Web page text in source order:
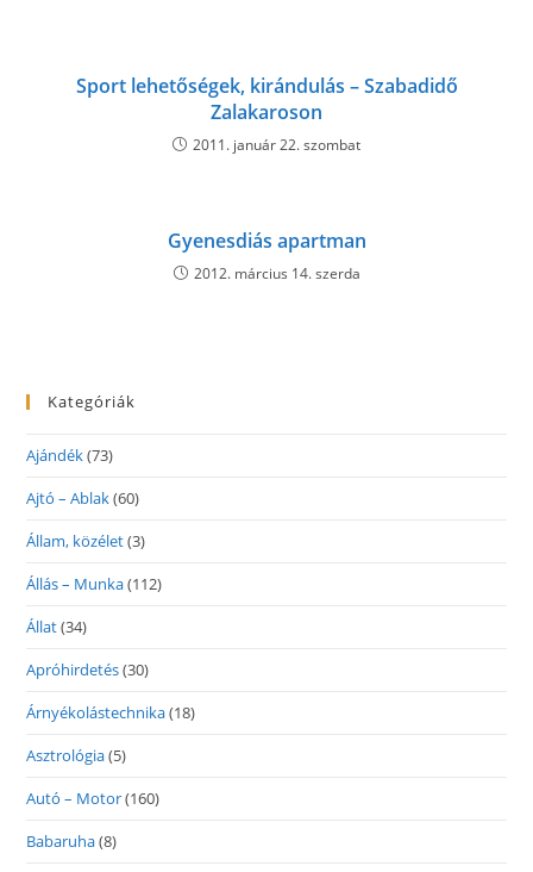
Sport lehetőségek, kirándulás – Szabadidő
Zalakaroson
2011. január 22. szombat
Gyenesdiás apartman
2012. március 14. szerda
Kategóriák
Ajándék(73)
Ajtó – Ablak(60)
Állam, közélet(3)
Állás – Munka(112)
Állat(34)
Apróhirdetés(30)
Árnyékolástechnika(18)
Asztrológia(5)
Autó – Motor(160)
Babaruha(8)